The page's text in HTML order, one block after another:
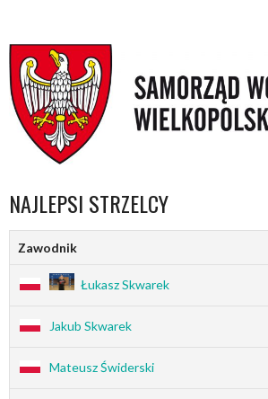
NAJLEPSI STRZELCY
Zawodnik
Łukasz Skwarek
Jakub Skwarek
Mateusz Świderski